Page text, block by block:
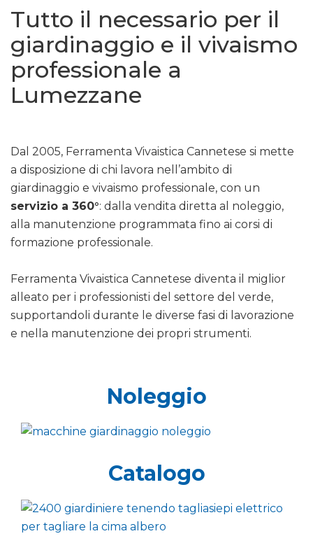
Tutto il necessario per il
giardinaggio e il vivaismo
professionale a
Lumezzane
Dal 2005, Ferramenta Vivaistica Cannetese si mette
a disposizione di chi lavora nell’ambito di
giardinaggio e vivaismo professionale, con un
servizio a 360°: dalla vendita diretta al noleggio,
alla manutenzione programmata fino ai corsi di
formazione professionale.
Ferramenta Vivaistica Cannetese diventa il miglior
alleato per i professionisti del settore del verde,
supportandoli durante le diverse fasi di lavorazione
e nella manutenzione dei propri strumenti.
Noleggio
Catalogo